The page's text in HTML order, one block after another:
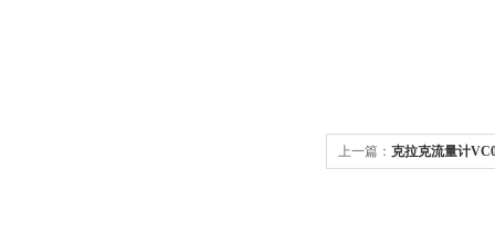
上一篇： 克拉克流量计